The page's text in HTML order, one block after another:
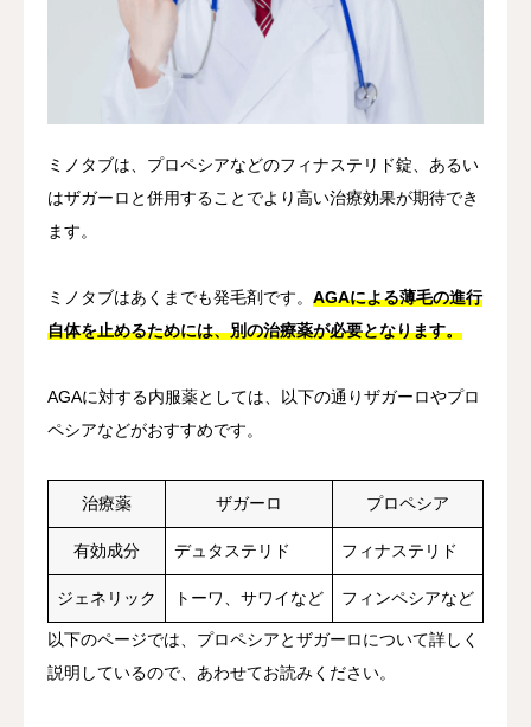
ミノタブは、プロペシアなどのフィナステリド錠、あるい
はザガーロと併用することでより高い治療効果が期待でき
ます。
ミノタブはあくまでも発毛剤です。 AGAによる薄毛の進行
自体を止めるためには、別の治療薬が必要となります。
AGAに対する内服薬としては、以下の通りザガーロやプロ
ペシアなどがおすすめです。
治療薬 ザガーロ プロペシア
有効成分 デュタステリド フィナステリド
ジェネリック トーワ、サワイなど フィンペシアなど
以下のページでは、プロペシアとザガーロについて詳しく
説明しているので、あわせてお読みください。